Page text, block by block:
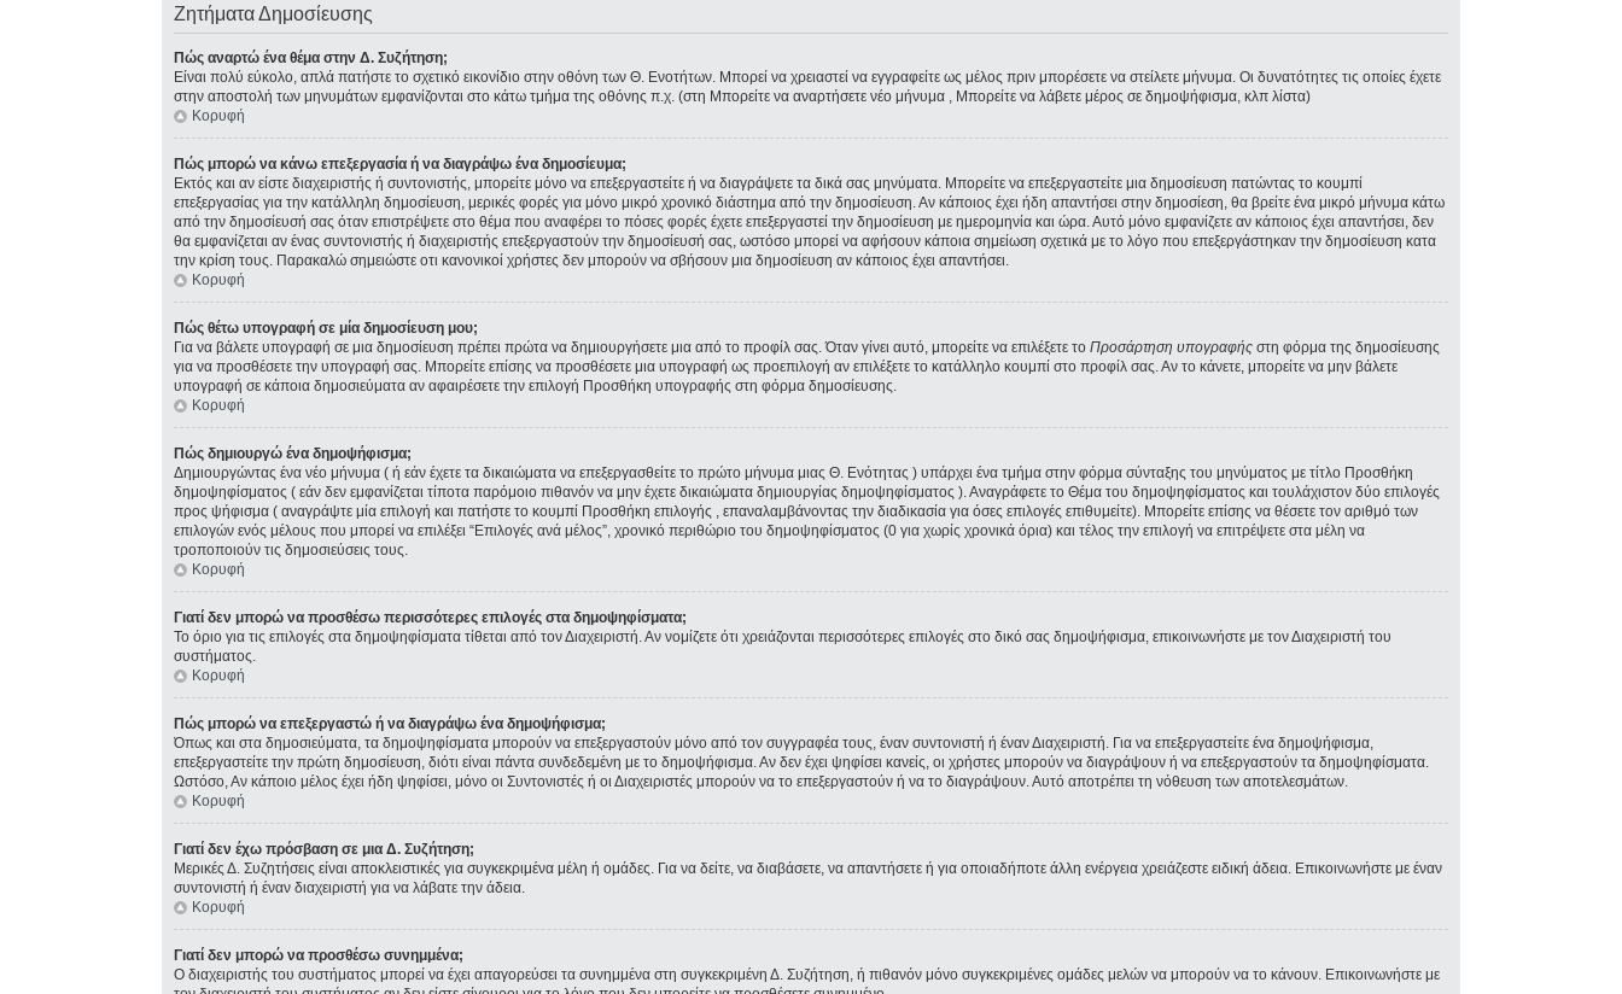
Ζητήματα Δημοσίευσης
Πώς αναρτώ ένα θέμα στην Δ. Συζήτηση;
Είναι πολύ εύκολο, απλά πατήστε το σχετικό εικονίδιο στην οθόνη των Θ. Ενοτήτων. Μπορεί να χρειαστεί να εγγραφείτε ως μέλος πριν μπορέσετε να στείλετε μήνυμα. Οι δυνατότητες τις οποίες έχετε
στην αποστολή των μηνυμάτων εμφανίζονται στο κάτω τμήμα της οθόνης π.χ. (στη Μπορείτε να αναρτήσετε νέο μήνυμα , Μπορείτε να λάβετε μέρος σε δημοψήφισμα, κλπ λίστα)
Κορυφή
Πώς μπορώ να κάνω επεξεργασία ή να διαγράψω ένα δημοσίευμα;
Εκτός και αν είστε διαχειριστής ή συντονιστής, μπορείτε μόνο να επεξεργαστείτε ή να διαγράψετε τα δικά σας μηνύματα. Μπορείτε να επεξεργαστείτε μια δημοσίευση πατώντας το κουμπί
επεξεργασίας για την κατάλληλη δημοσίευση, μερικές φορές για μόνο μικρό χρονικό διάστημα από την δημοσίευση. Αν κάποιος έχει ήδη απαντήσει στην δημοσίεση, θα βρείτε ένα μικρό μήνυμα κάτω
από την δημοσίευσή σας όταν επιστρέψετε στο θέμα που αναφέρει το πόσες φορές έχετε επεξεργαστεί την δημοσίευση με ημερομηνία και ώρα. Αυτό μόνο εμφανίζετε αν κάποιος έχει απαντήσει, δεν
θα εμφανίζεται αν ένας συντονιστής ή διαχειριστής επεξεργαστούν την δημοσίευσή σας, ωστόσο μπορεί να αφήσουν κάποια σημείωση σχετικά με το λόγο που επεξεργάστηκαν την δημοσίευση κατα
την κρίση τους. Παρακαλώ σημειώστε οτι κανονικοί χρήστες δεν μπορούν να σβήσουν μια δημοσίευση αν κάποιος έχει απαντήσει.
Κορυφή
Πώς θέτω υπογραφή σε μία δημοσίευση μου;
Για να βάλετε υπογραφή σε μια δημοσίευση πρέπει πρώτα να δημιουργήσετε μια από το προφίλ σας. Όταν γίνει αυτό, μπορείτε να επιλέξετε τοΠροσάρτηση υπογραφής στη φόρμα της δημοσίευσης
για να προσθέσετε την υπογραφή σας. Μπορείτε επίσης να προσθέσετε μια υπογραφή ως προεπιλογή αν επιλέξετε το κατάλληλο κουμπί στο προφίλ σας. Αν το κάνετε, μπορείτε να μην βάλετε
υπογραφή σε κάποια δημοσιεύματα αν αφαιρέσετε την επιλογή Προσθήκη υπογραφής στη φόρμα δημοσίευσης.
Κορυφή
Πώς δημιουργώ ένα δημοψήφισμα;
Δημιουργώντας ένα νέο μήνυμα ( ή εάν έχετε τα δικαιώματα να επεξεργασθείτε το πρώτο μήνυμα μιας Θ. Ενότητας ) υπάρχει ένα τμήμα στην φόρμα σύνταξης του μηνύματος με τίτλο Προσθήκη
δημοψηφίσματος ( εάν δεν εμφανίζεται τίποτα παρόμοιο πιθανόν να μην έχετε δικαιώματα δημιουργίας δημοψηφίσματος ). Αναγράφετε το Θέμα του δημοψηφίσματος και τουλάχιστον δύο επιλογές
προς ψήφισμα ( αναγράψτε μία επιλογή και πατήστε το κουμπί Προσθήκη επιλογής , επαναλαμβάνοντας την διαδικασία για όσες επιλογές επιθυμείτε). Μπορείτε επίσης να θέσετε τον αριθμό των
επιλογών ενός μέλους που μπορεί να επιλέξει “Επιλογές ανά μέλος”, χρονικό περιθώριο του δημοψηφίσματος (0 για χωρίς χρονικά όρια) και τέλος την επιλογή να επιτρέψετε στα μέλη να
τροποποιούν τις δημοσιεύσεις τους.
Κορυφή
Γιατί δεν μπορώ να προσθέσω περισσότερες επιλογές στα δημοψηφίσματα;
Το όριο για τις επιλογές στα δημοψηφίσματα τίθεται από τον Διαχειριστή. Αν νομίζετε ότι χρειάζονται περισσότερες επιλογές στο δικό σας δημοψήφισμα, επικοινωνήστε με τον Διαχειριστή του
συστήματος.
Κορυφή
Πώς μπορώ να επεξεργαστώ ή να διαγράψω ένα δημοψήφισμα;
Όπως και στα δημοσιεύματα, τα δημοψηφίσματα μπορούν να επεξεργαστούν μόνο από τον συγγραφέα τους, έναν συντονιστή ή έναν Διαχειριστή. Για να επεξεργαστείτε ένα δημοψήφισμα,
επεξεργαστείτε την πρώτη δημοσίευση, διότι είναι πάντα συνδεδεμένη με το δημοψήφισμα. Αν δεν έχει ψηφίσει κανείς, οι χρήστες μπορούν να διαγράψουν ή να επεξεργαστούν τα δημοψηφίσματα.
Ωστόσο, Αν κάποιο μέλος έχει ήδη ψηφίσει, μόνο οι Συντονιστές ή οι Διαχειριστές μπορούν να το επεξεργαστούν ή να το διαγράψουν. Αυτό αποτρέπει τη νόθευση των αποτελεσμάτων.
Κορυφή
Γιατί δεν έχω πρόσβαση σε μια Δ. Συζήτηση;
Μερικές Δ. Συζητήσεις είναι αποκλειστικές για συγκεκριμένα μέλη ή ομάδες. Για να δείτε, να διαβάσετε, να απαντήσετε ή για οποιαδήποτε άλλη ενέργεια χρειάζεστε ειδική άδεια. Επικοινωνήστε με έναν
συντονιστή ή έναν διαχειριστή για να λάβατε την άδεια.
Κορυφή
Γιατί δεν μπορώ να προσθέσω συνημμένα;
Ο διαχειριστής του συστήματος μπορεί να έχει απαγορεύσει τα συνημμένα στη συγκεκριμένη Δ. Συζήτηση, ή πιθανόν μόνο συγκεκριμένες ομάδες μελών να μπορούν να το κάνουν. Επικοινωνήστε με